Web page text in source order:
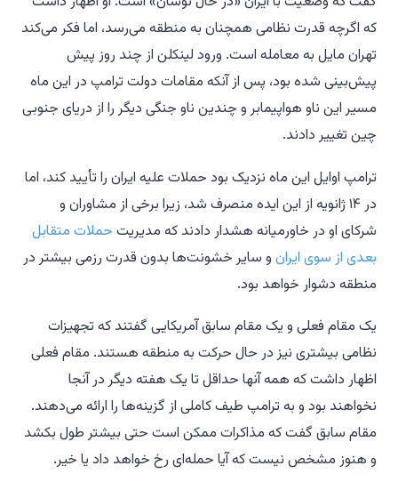
که اگرچه قدرت نظامی همچنان به منطقه می‌رسد، اما فکر می‌کند
تهران مایل به معامله است. ورود لینکلن از چند روز پیش
پیش‌بینی شده بود، پس از آنکه مقامات دولت ترامپ در این ماه
مسیر این ناو هواپیمابر و چندین ناو جنگی دیگر را از دریای جنوبی
چین تغییر دادند.
ترامپ اوایل این ماه نزدیک بود حملات علیه ایران را تأیید کند، اما
در ۱۴ ژانویه از این ایده منصرف شد، زیرا برخی از مشاوران و
شرکای او در خاورمیانه هشدار دادند که مدیریت حملات متقابل
بعدی از سوی ایران و سایر خشونت‌ها بدون قدرت رزمی بیشتر در
منطقه دشوار خواهد بود.
یک مقام فعلی و یک مقام سابق آمریکایی گفتند که تجهیزات
نظامی بیشتری نیز در حال حرکت به منطقه هستند. مقام فعلی
اظهار داشت که همه آنها حداقل تا یک هفته دیگر در آنجا
نخواهند بود و به ترامپ طیف کاملی از گزینه‌ها را ارائه می‌دهند.
مقام سابق گفت که مذاکرات ممکن است حتی بیشتر طول بکشد
و هنوز مشخص نیست که آیا حمله‌ای رخ خواهد داد یا خیر.